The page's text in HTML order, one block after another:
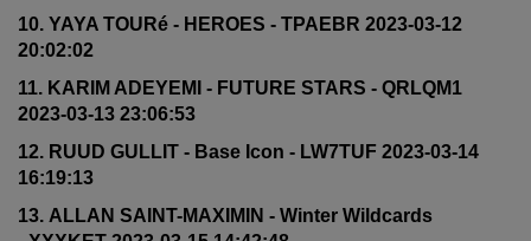
10. YAYA TOURé - HEROES - TPAEBR 2023-03-12
20:02:02
11. KARIM ADEYEMI - FUTURE STARS - QRLQM1
2023-03-13 23:06:53
12. RUUD GULLIT - Base Icon - LW7TUF 2023-03-14
16:19:13
13. ALLAN SAINT-MAXIMIN - Winter Wildcards